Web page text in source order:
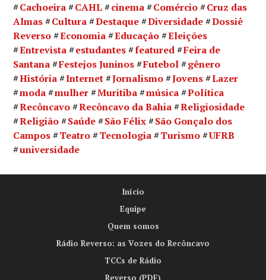
Cachoeira
CAHL cinema Comércio
Cruz das
Almas
Cultura Destaque Diversidade
Dossiê
Reverso
Economia Educação
Eleições
Entrevista
estudantes featured
Feira de
Santana
Festejos Juninos Futebol
gênero
História
Internet Jornalismo Jovens
Lazer
moda
mulher Muritiba música
Política
Recôncavo
Recôncavo da Bahia
Religiosidade
Religião
Saúde São Félix
São Gonçalo dos
Campos
Teatro Tecnologia Turismo
UFRB
universidade
Início
Equipe
Quem somos
Rádio Reverso: as Vozes do Recôncavo
TCCs de Rádio
Reverso (PDF)